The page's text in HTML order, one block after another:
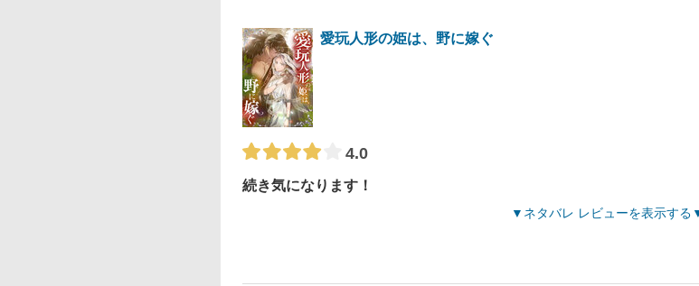
愛玩人形の姫は、野に嫁ぐ
4.0
続き気になります！
ネタバレ レビューを表示する